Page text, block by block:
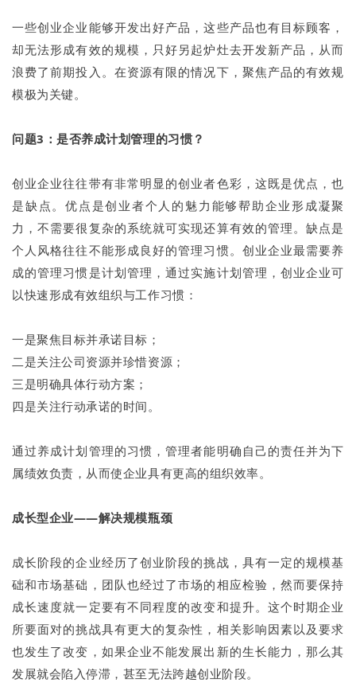
一些创业企业能够开发出好产品，这些产品也有目标顾客，
却无法形成有效的规模，只好另起炉灶去开发新产品，从而
浪费了前期投入。在资源有限的情况下，聚焦产品的有效规
模极为关键。
问题3：是否养成计划管理的习惯？
创业企业往往带有非常明显的创业者色彩，这既是优点，也
是缺点。优点是创业者个人的魅力能够帮助企业形成凝聚
力，不需要很复杂的系统就可实现还算有效的管理。缺点是
个人风格往往不能形成良好的管理习惯。创业企业最需要养
成的管理习惯是计划管理，通过实施计划管理，创业企业可
以快速形成有效组织与工作习惯：
一是聚焦目标并承诺目标；
二是关注公司资源并珍惜资源；
三是明确具体行动方案；
四是关注行动承诺的时间。
通过养成计划管理的习惯，管理者能明确自己的责任并为下
属绩效负责，从而使企业具有更高的组织效率。
成长型企业——解决规模瓶颈
成长阶段的企业经历了创业阶段的挑战，具有一定的规模基
础和市场基础，团队也经过了市场的相应检验，然而要保持
成长速度就一定要有不同程度的改变和提升。这个时期企业
所要面对的挑战具有更大的复杂性，相关影响因素以及要求
也发生了改变，如果企业不能发展出新的生长能力，那么其
发展就会陷入停滞，甚至无法跨越创业阶段。